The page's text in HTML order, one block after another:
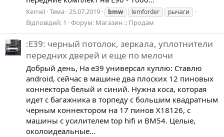
Kernel Тема 25.07.2019 bmw lemforder рычаги
Відповідей: 1 Форум: Магазин :: Продам
:E39: черный потолок, зеркала, уплотнители
передних дверей и еще по мелочи
Добрый день, На е39 универсал куплю: Ставлю
android, сейчас в машине два плоских 12 пиновых
коннектора белый и синий. Нужна коса, которая
идет с багажника в торпеду с большим квадратным
черным коннектором на 17 пинов X18126, с
машины с усилителем top hifi и BM54. Целые,
околоидеальные...